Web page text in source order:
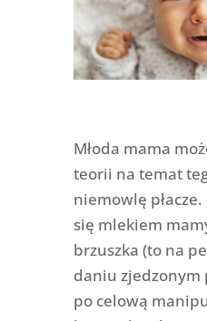
Młoda mama
teorii na temat
niemowlę
się mlekiem
brzuszka (to na
daniu zjedzonym
po celową